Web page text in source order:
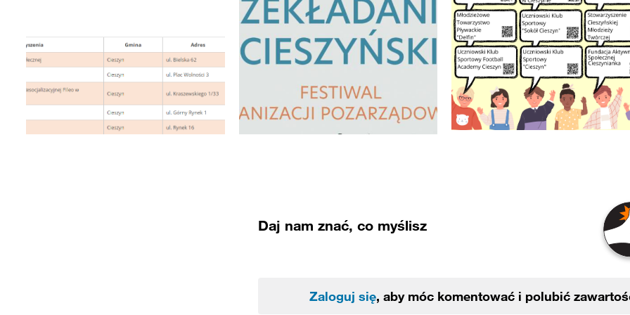
Daj nam znać, co myślisz
Zaloguj się, aby móc komentować i polubić